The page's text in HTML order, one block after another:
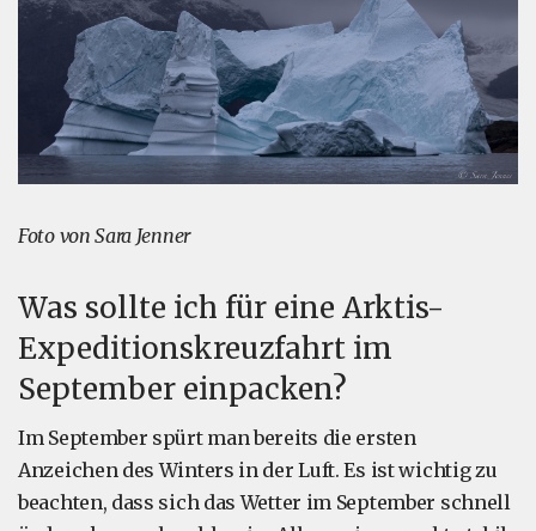
Foto von Sara Jenner
Was sollte ich für eine Arktis-
Expeditionskreuzfahrt im
September einpacken?
Im September spürt man bereits die ersten
Anzeichen des Winters in der Luft. Es ist wichtig zu
beachten, dass sich das Wetter im September schnell